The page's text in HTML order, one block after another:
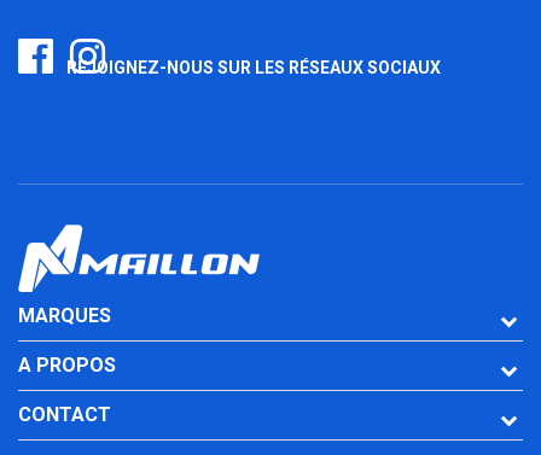
REJOIGNEZ-NOUS SUR LES RÉSEAUX SOCIAUX
MARQUES
A PROPOS
CONTACT